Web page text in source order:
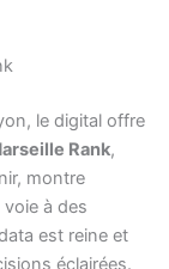
le digital offre
Rank,
montre
à des
est reine et
éclairées.